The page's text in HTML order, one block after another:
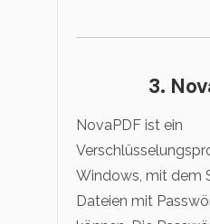
3.
NovaPDF ist ein
Windows, mit dem
Dateien mit